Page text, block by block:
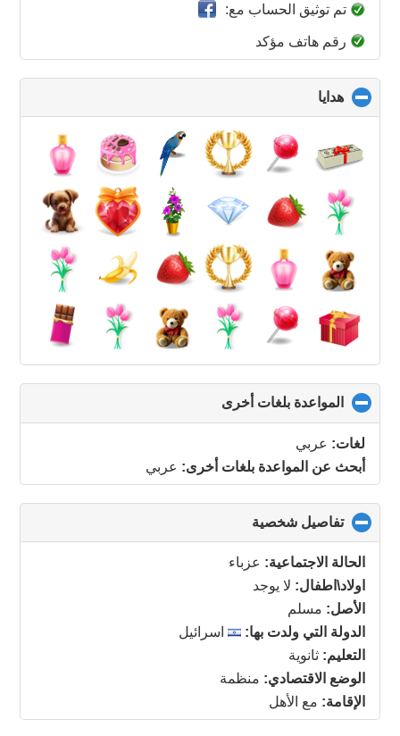
تم توثيق الحساب مع:
رقم هاتف مؤكد
هدايا
to
collapse
contents
المواعدة بلغات أخرى
to
contents
لغات: عربي
أبحث عن المواعدة بلغات أخرى: عربي
تفاصيل شخصية
to
collapse
contents
الحالة الاجتماعية: عزباء
اولاد\اطفال: لا يوجد
الأصل: مسلم
الدولة التي ولدت بها:
اسرائيل
التعليم: ثانوية
الوضع الاقتصادي: منظمة
الإقامة: مع الأهل